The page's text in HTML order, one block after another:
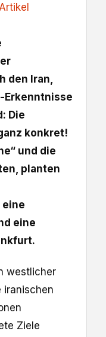
Artikel
den Iran,
Erkenntnisse
Die
konkret!
und die
planten
eine
eine
westlicher
iranischen
Ziele